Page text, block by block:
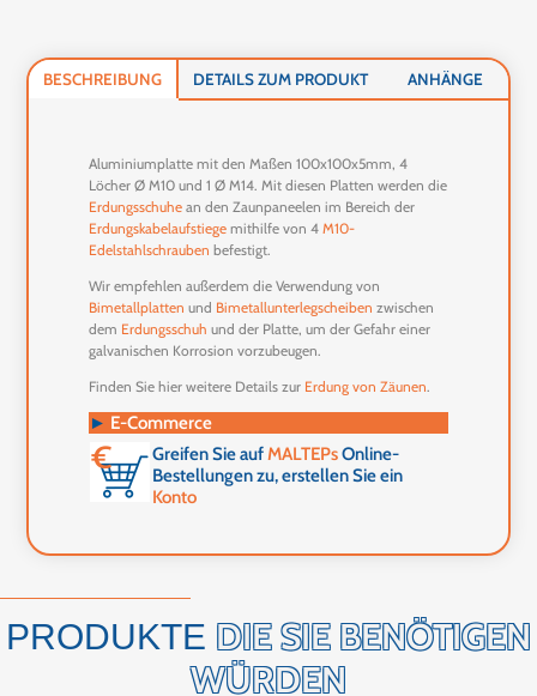
BESCHREIBUNG DETAILS ZUM PRODUKT ANHÄNGE
Aluminiumplatte mit den Maßen 100x100x5mm, 4
Löcher Ø M10 und 1 Ø M14. Mit diesen Platten werden die
Erdungsschuhe an den Zaunpaneelen im Bereich der
Erdungskabelaufstiege mithilfe von 4M10-
Edelstahlschrauben befestigt.
Wir empfehlen außerdem die Verwendung von
Bimetallplatten und Bimetallunterlegscheiben zwischen
dem Erdungsschuh und der Platte, um der Gefahr einer
galvanischen Korrosion vorzubeugen.
Finden Sie hier weitere Details zur Erdung von Zäunen.
► E-Commerce
Greifen Sie aufMALTEPsOnline-
Bestellungen zu, erstellen Sie ein
Konto
PRODUKTE DIE SIE BENÖTIGEN
WÜRDEN